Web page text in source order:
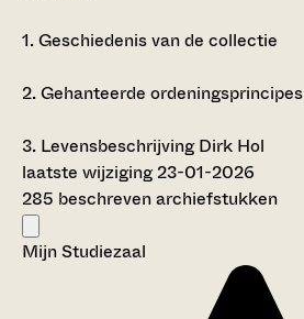
1.Geschiedenis van de collectie
2.Gehanteerde ordeningsprincipes
3. Levensbeschrijving Dirk Hol
laatste wijziging 23-01-2026
285 beschreven archiefstukken
Mijn Studiezaal